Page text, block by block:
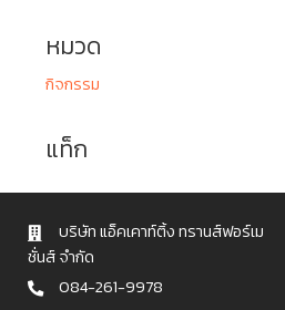
หมวด
กิจกรรม
แท็ก
บริษัท แอ็คเคาท์ติ้ง ทรานส์ฟอร์เม
ชั่นส์ จำกัด
084-261-9978